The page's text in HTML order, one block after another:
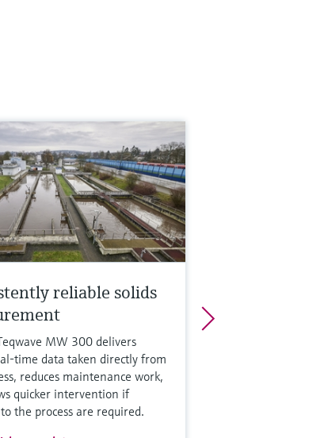
reliable solids
MW 300 delivers
time data taken directly from
reduces maintenance work,
quicker intervention if
the process are required.